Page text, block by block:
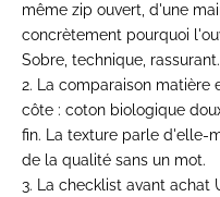
même zip ouvert, d'une
concrètement pourquoi
Sobre, technique, rassurant.
2. La comparaison matière
côte : coton biologique
fin. La texture parle d'elle-
de la qualité sans un mot.
3. La checklist avant achat